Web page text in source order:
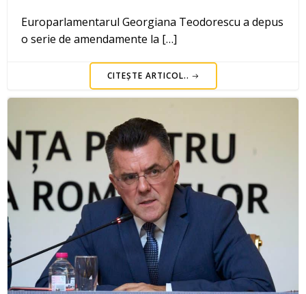
Europarlamentarul Georgiana Teodorescu a depus
o serie de amendamente la […]
CITEȘTE ARTICOL..